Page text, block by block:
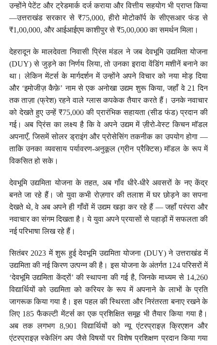
उन्होंने पेटेंट और ट्रेडमार्क दर्ज कराया और वित्तीय सहयोग भी प्राप्त किया
—उत्तराखंड सरकार से ₹75,000, हीरो मोटोकॉर्प के सीएसआर फंड से
₹1,00,000, और आईआईएम काशीपुर से ₹5,00,000 का समर्थन मिला।
देहरादून के मालदेवता निवासी प्रिंस मंडल ने जब देवभूमि उद्यमिता योजना
(DUY) से जुड़ने का निर्णय लिया, तो उनका इरादा वेंडिंग मशीनें बनाने का
था। लेकिन मेंटर्स के मार्गदर्शन में उन्होंने अपने विचार को नया मोड़ दिया
और ‘इमोजीज़ कैफ़े’ नाम से एक अनोखा उद्यम शुरू किया, जहाँ वे 21 दिन
तक ताज़ा (फ्रेश) रहने वाले ग्लास कपकेक तैयार करते हैं। उनके नवाचार
को देखते हुए उन्हें ₹75,000 की प्रारंभिक सहायता (सीड फंड) प्रदान की
गई। अब प्रिंस का लक्ष्य है कि वे अपने उद्यम में ज़ीरो-वेस्ट किचन मॉडल
अपनाएँ, जिसमें सोलर ड्राइंग और प्रोसेसिंग तकनीक का उपयोग होगा —
ताकि उनका व्यवसाय पर्यावरण-अनुकूल (ग्रीन प्रैक्टिस) मॉडल के रूप में
विकसित हो सके।
देवभूमि उद्यमिता योजना के तहत, अब गाँव धीरे-धीरे अवसरों के नए केंद्र
बनते जा रहे हैं। जो युवा कभी रोज़गार की तलाश में घर छोड़ने का सपना
देखते थे, वे अब अपने ही गाँवों में उद्यम खड़ा कर रहे हैं — जहाँ परंपरा और
नवाचार का संगम दिखता है। ये युवा अपने प्रयासों से पहाड़ों में सफलता की
नई परिभाषा लिख रहे हैं।
सितंबर 2023 में शुरू हुई देवभूमि उद्यमिता योजना (DUY) ने उत्तराखंड में
उद्यमिता की नई किरण उत्पन्न की है। इस योजना के अंतर्गत 124 परिसरों में
‘देवभूमि उद्यमिता केंद्रों’ की स्थापना की गई है, जिनके माध्यम से 14,260
विद्यार्थियों को उद्यमिता को करियर के रूप में अपनाने के लाभों के प्रति
जागरूक किया गया है। इस पहल की स्थिरता और निरंतरता बनाए रखने के
लिए 185 फैकल्टी मेंटर्स का एक प्रशिक्षित समूह भी तैयार किया गया है।
अब तक लगभग 8,901 विद्यार्थियों को न्यू एंटरप्राइज़ क्रिएशन और
एंटरप्राइज़ स्केलिंग अप जैसे विषयों पर विशेष प्रशिक्षण प्रदान किया गया